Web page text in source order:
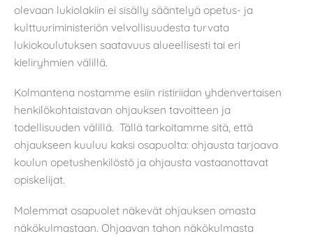
olevaan lukiolakiin ei sisälly sääntelyä opetus- ja
kulttuuriministeriön velvollisuudesta turvata
lukiokoulutuksen saatavuus alueellisesti tai eri
kieliryhmien välillä.
Kolmantena nostamme esiin ristiriidan yhdenvertaisen
henkilökohtaistavan ohjauksen tavoitteen ja
todellisuuden välillä. Tällä tarkoitamme sitä, että
ohjaukseen kuuluu kaksi osapuolta: ohjausta tarjoava
koulun opetushenkilöstö ja ohjausta vastaanottavat
opiskelijat.
Molemmat osapuolet näkevät ohjauksen omasta
näkökulmastaan. Ohjaavan tahon näkökulmasta